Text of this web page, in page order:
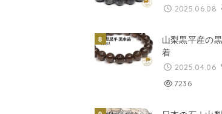
2025.06.08
山梨黒平産の
着
2025.04.06
7236